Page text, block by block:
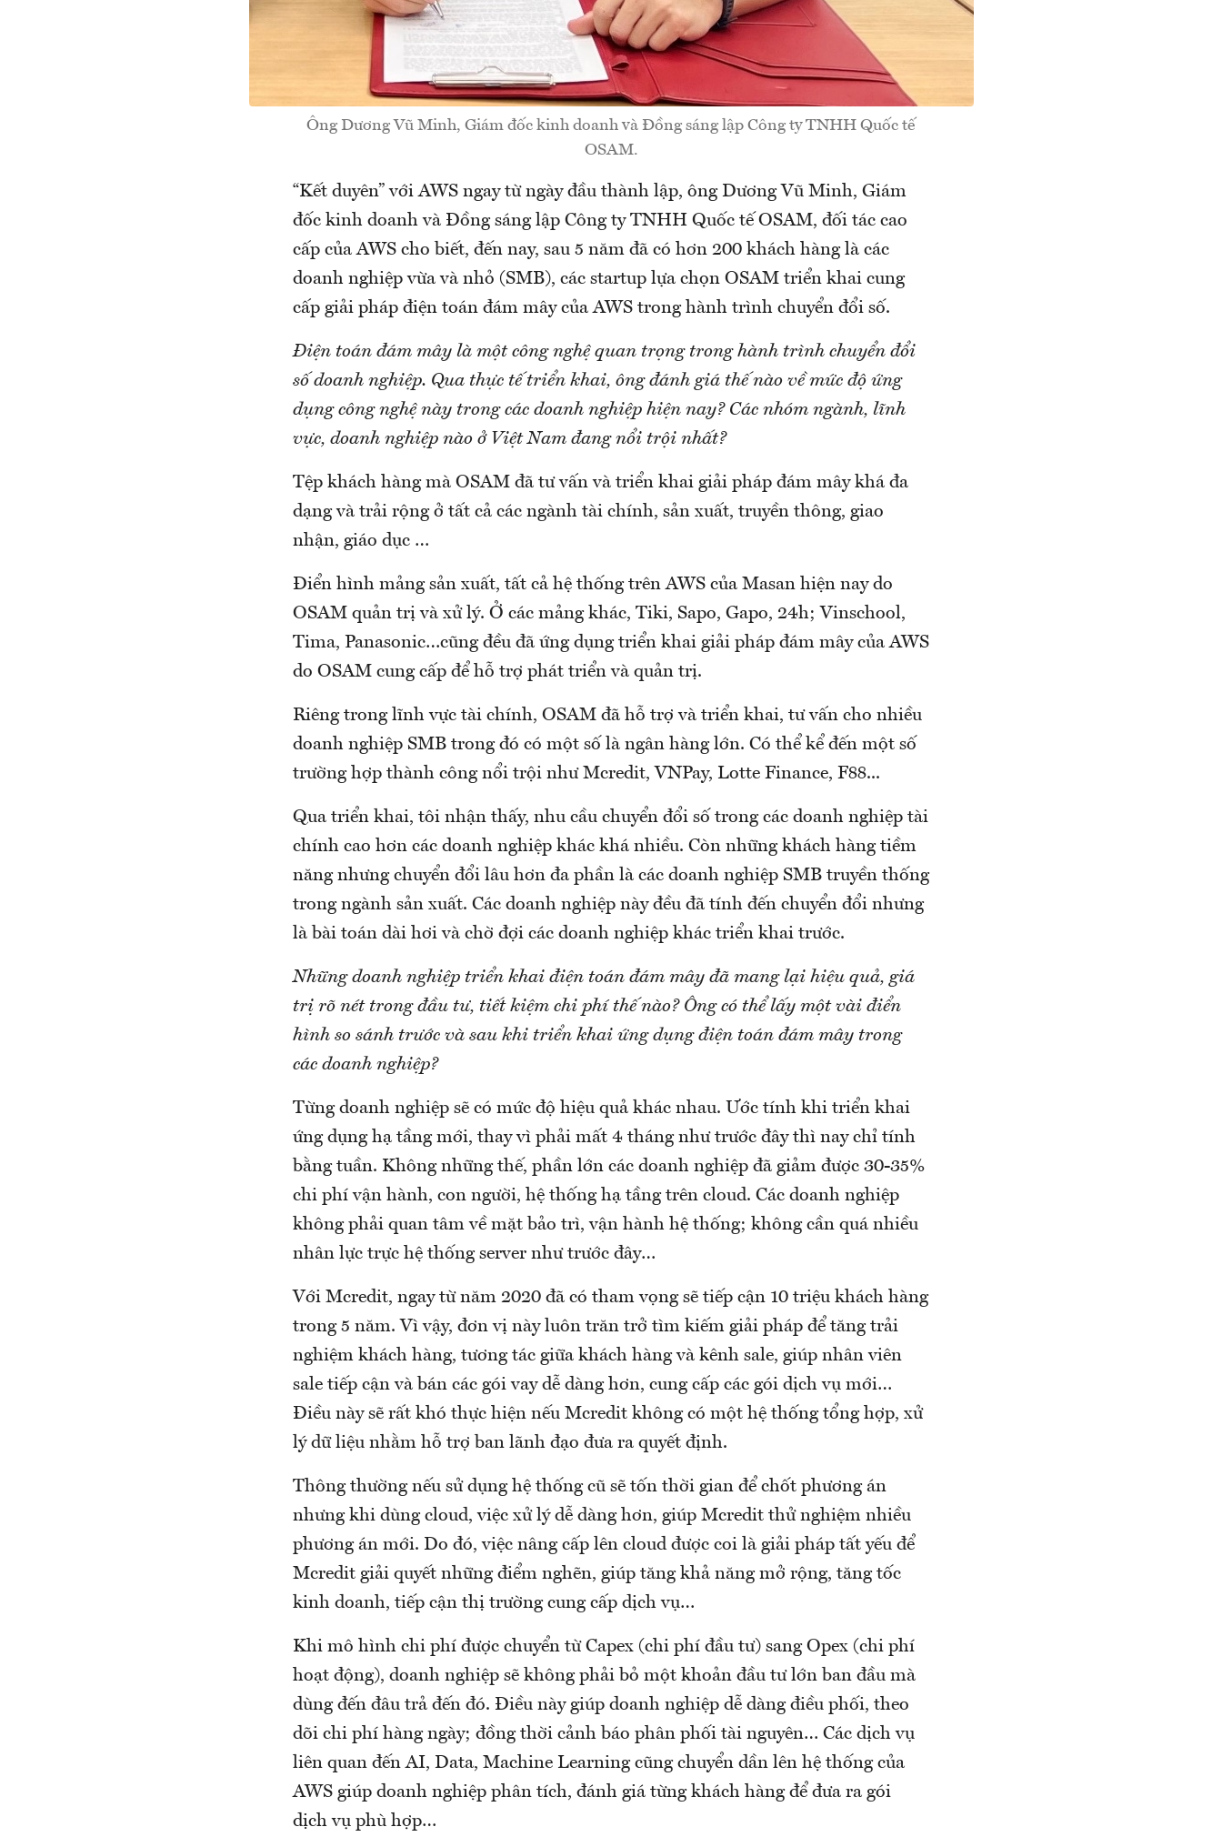
Ông Dương Vũ Minh, Giám đốc kinh doanh và Đồng sáng lập Công ty TNHH Quốc tế
OSAM.
“Kết duyên” với AWS ngay từ ngày đầu thành lập, ông Dương Vũ Minh, Giám
đốc kinh doanh và Đồng sáng lập Công ty TNHH Quốc tế OSAM, đối tác cao
cấp của AWS cho biết, đến nay, sau 5 năm đã có hơn 200 khách hàng là các
doanh nghiệp vừa và nhỏ (SMB), các startup lựa chọn OSAM triển khai cung
cấp giải pháp điện toán đám mây của AWS trong hành trình chuyển đổi số.
Điện toán đám mây là một công nghệ quan trọng trong hành trình chuyển đổi
số doanh nghiệp. Qua thực tế triển khai, ông đánh giá thế nào về mức độ ứng
dụng công nghệ này trong các doanh nghiệp hiện nay? Các nhóm ngành, lĩnh
vực, doanh nghiệp nào ở Việt Nam đang nổi trội nhất?
Tệp khách hàng mà OSAM đã tư vấn và triển khai giải pháp đám mây khá đa
dạng và trải rộng ở tất cả các ngành tài chính, sản xuất, truyền thông, giao
nhận, giáo dục …
Điển hình mảng sản xuất, tất cả hệ thống trên AWS của Masan hiện nay do
OSAM quản trị và xử lý. Ở các mảng khác, Tiki, Sapo, Gapo, 24h; Vinschool,
Tima, Panasonic…cũng đều đã ứng dụng triển khai giải pháp đám mây của AWS
do OSAM cung cấp để hỗ trợ phát triển và quản trị.
Riêng trong lĩnh vực tài chính, OSAM đã hỗ trợ và triển khai, tư vấn cho nhiều
doanh nghiệp SMB trong đó có một số là ngân hàng lớn. Có thể kể đến một số
trường hợp thành công nổi trội như Mcredit, VNPay, Lotte Finance, F88...
Qua triển khai, tôi nhận thấy, nhu cầu chuyển đổi số trong các doanh nghiệp tài
chính cao hơn các doanh nghiệp khác khá nhiều. Còn những khách hàng tiềm
năng nhưng chuyển đổi lâu hơn đa phần là các doanh nghiệp SMB truyền thống
trong ngành sản xuất. Các doanh nghiệp này đều đã tính đến chuyển đổi nhưng
là bài toán dài hơi và chờ đợi các doanh nghiệp khác triển khai trước.
Những doanh nghiệp triển khai điện toán đám mây đã mang lại hiệu quả, giá
trị rõ nét trong đầu tư, tiết kiệm chi phí thế nào? Ông có thể lấy một vài điển
hình so sánh trước và sau khi triển khai ứng dụng điện toán đám mây trong
các doanh nghiệp?
Từng doanh nghiệp sẽ có mức độ hiệu quả khác nhau. Ước tính khi triển khai
ứng dụng hạ tầng mới, thay vì phải mất 4 tháng như trước đây thì nay chỉ tính
bằng tuần. Không những thế, phần lớn các doanh nghiệp đã giảm được 30-35%
chi phí vận hành, con người, hệ thống hạ tầng trên cloud. Các doanh nghiệp
không phải quan tâm về mặt bảo trì, vận hành hệ thống; không cần quá nhiều
nhân lực trực hệ thống server như trước đây…
Với Mcredit, ngay từ năm 2020 đã có tham vọng sẽ tiếp cận 10 triệu khách hàng
trong 5 năm. Vì vậy, đơn vị này luôn trăn trở tìm kiếm giải pháp để tăng trải
nghiệm khách hàng, tương tác giữa khách hàng và kênh sale, giúp nhân viên
sale tiếp cận và bán các gói vay dễ dàng hơn, cung cấp các gói dịch vụ mới…
Điều này sẽ rất khó thực hiện nếu Mcredit không có một hệ thống tổng hợp, xử
lý dữ liệu nhằm hỗ trợ ban lãnh đạo đưa ra quyết định.
Thông thường nếu sử dụng hệ thống cũ sẽ tốn thời gian để chốt phương án
nhưng khi dùng cloud, việc xử lý dễ dàng hơn, giúp Mcredit thử nghiệm nhiều
phương án mới. Do đó, việc nâng cấp lên cloud được coi là giải pháp tất yếu để
Mcredit giải quyết những điểm nghẽn, giúp tăng khả năng mở rộng, tăng tốc
kinh doanh, tiếp cận thị trường cung cấp dịch vụ…
Khi mô hình chi phí được chuyển từ Capex (chi phí đầu tư) sang Opex (chi phí
hoạt động), doanh nghiệp sẽ không phải bỏ một khoản đầu tư lớn ban đầu mà
dùng đến đâu trả đến đó. Điều này giúp doanh nghiệp dễ dàng điều phối, theo
dõi chi phí hàng ngày; đồng thời cảnh báo phân phối tài nguyên… Các dịch vụ
liên quan đến AI, Data, Machine Learning cũng chuyển dần lên hệ thống của
AWS giúp doanh nghiệp phân tích, đánh giá từng khách hàng để đưa ra gói
dịch vụ phù hợp…